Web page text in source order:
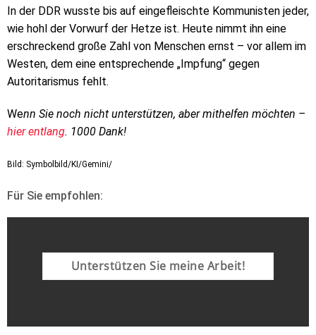
In der DDR wusste bis auf eingefleischte Kommunisten jeder,
wie hohl der Vorwurf der Hetze ist. Heute nimmt ihn eine
erschreckend große Zahl von Menschen ernst – vor allem im
Westen, dem eine entsprechende „Impfung“ gegen
Autoritarismus fehlt.
Wenn Sie noch nicht unterstützen, aber mithelfen möchten –
hier entlang. 1000 Dank!
Bild: Symbolbild/KI/Gemini/
Für Sie empfohlen:
Unterstützen Sie meine Arbeit!